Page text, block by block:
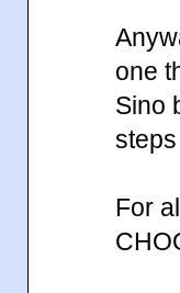
one
Sino
For